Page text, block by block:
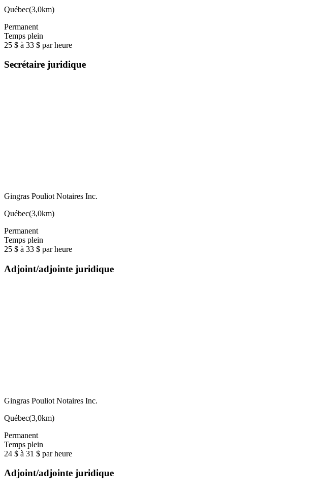
Québec(3,0km)
Permanent
Temps plein
25 $ à 33 $ par heure
Secrétaire juridique
Gingras Pouliot Notaires Inc.
Québec(3,0km)
Permanent
Temps plein
25 $ à 33 $ par heure
Adjoint/adjointe juridique
Gingras Pouliot Notaires Inc.
Québec(3,0km)
Permanent
Temps plein
24 $ à 31 $ par heure
Adjoint/adjointe juridique